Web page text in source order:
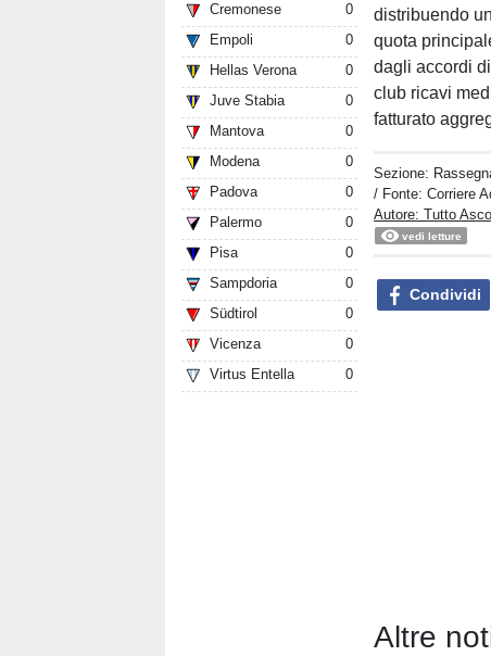
Cremonese
0
Empoli
0
Hellas Verona
0
Juve Stabia
0
Mantova
0
Modena
0
Padova
0
Palermo
0
Pisa
0
Sampdoria
0
Südtirol
0
Vicenza
0
Virtus Entella
0
distribuendo
quota
dagli accordi
club ricavi
fatturato
Sezione:
/ Fonte: Corriere
Autore: Tutto
vedi letture
Condividi
Altre